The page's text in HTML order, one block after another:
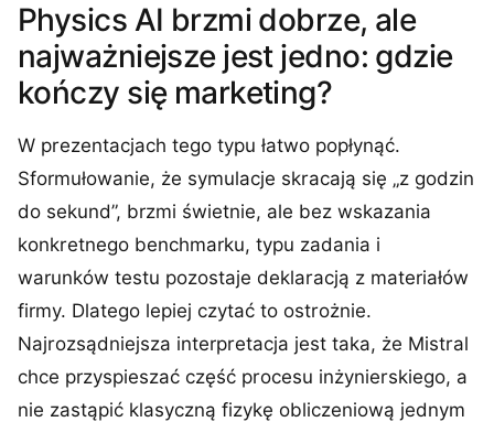
Physics AI brzmi dobrze, ale
najważniejsze jest jedno: gdzie
kończy się marketing?
W prezentacjach tego typu łatwo popłynąć.
Sformułowanie, że symulacje skracają się „z godzin
do sekund”, brzmi świetnie, ale bez wskazania
konkretnego benchmarku, typu zadania i
warunków testu pozostaje deklaracją z materiałów
firmy. Dlatego lepiej czytać to ostrożnie.
Najrozsądniejsza interpretacja jest taka, że Mistral
chce przyspieszać część procesu inżynierskiego, a
nie zastąpić klasyczną fizykę obliczeniową jednym